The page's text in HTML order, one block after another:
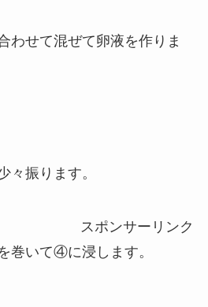
わせて混ぜて卵液を作りま
振ります。
スポンサーリンク
巻いて④に浸します。